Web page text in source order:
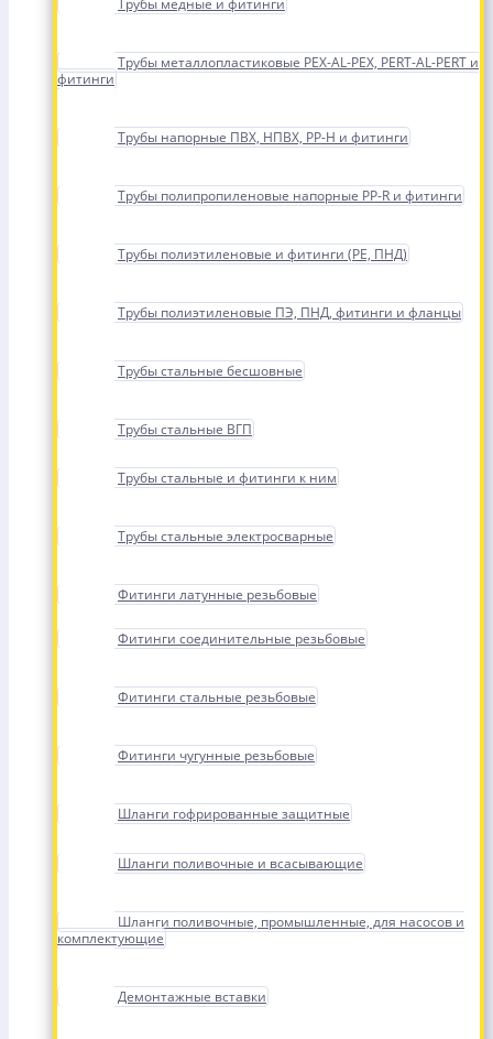
Трубы медные и фитинги
Трубы металлопластиковые PEX-AL-PEX, PERT-AL-PERT и
фитинги
Трубы напорные ПВХ, НПВХ, PP-H и фитинги
Трубы полипропиленовые напорные PP-R и фитинги
Трубы полиэтиленовые и фитинги (PE, ПНД)
Трубы полиэтиленовые ПЭ, ПНД, фитинги и фланцы
Трубы стальные бесшовные
Трубы стальные ВГП
Трубы стальные и фитинги к ним
Трубы стальные электросварные
Фитинги латунные резьбовые
Фитинги соединительные резьбовые
Фитинги стальные резьбовые
Фитинги чугунные резьбовые
Шланги гофрированные защитные
Шланги поливочные и всасывающие
Шланги поливочные, промышленные, для насосов и
комплектующие
Демонтажные вставки